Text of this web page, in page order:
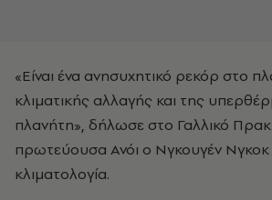
«Είναι ένα ανησυχητικό ρεκόρ στο
κλιματικής αλλαγής και της
πλανήτη», δήλωσε στο Γαλλικό
πρωτεύουσα Ανόι ο Νγκουγέν Νγκοκ
κλιματολογία.